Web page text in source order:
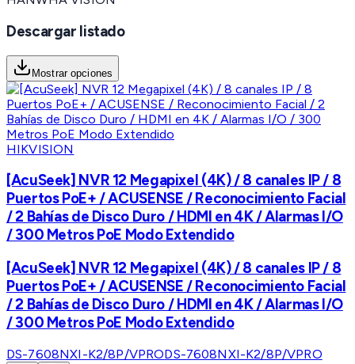
Descargar listado
Mostrar opciones
HIKVISION
[AcuSeek] NVR 12 Megapixel (4K) / 8 canales IP / 8
Puertos PoE+ / ACUSENSE / Reconocimiento Facial
/ 2 Bahías de Disco Duro / HDMI en 4K / Alarmas I/O
/ 300 Metros PoE Modo Extendido
[AcuSeek] NVR 12 Megapixel (4K) / 8 canales IP / 8
Puertos PoE+ / ACUSENSE / Reconocimiento Facial
/ 2 Bahías de Disco Duro / HDMI en 4K / Alarmas I/O
/ 300 Metros PoE Modo Extendido
DS-7608NXI-K2/8P/VPRODS-7608NXI-K2/8P/VPRO